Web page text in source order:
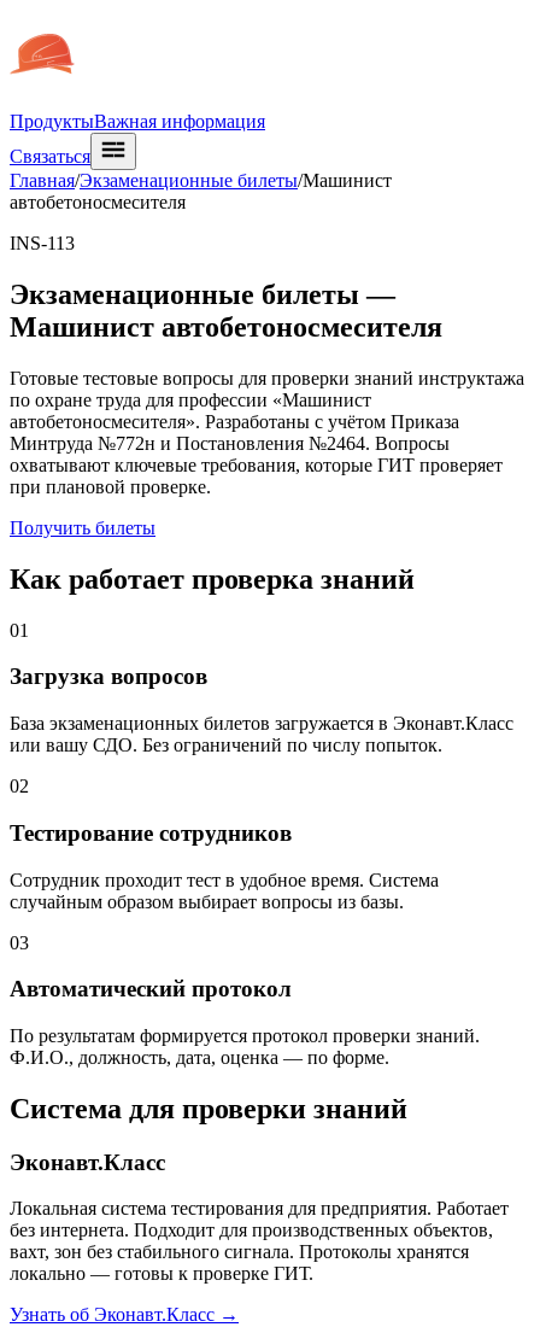
ПродуктыВажная информация
Связаться
Главная/Экзаменационные билеты/Машинист
автобетоносмесителя
INS-113
Экзаменационные билеты —
Машинист автобетоносмесителя
Готовые тестовые вопросы для проверки знаний инструктажа
по охране труда для профессии «Машинист
автобетоносмесителя». Разработаны с учётом Приказа
Минтруда №772н и Постановления №2464. Вопросы
охватывают ключевые требования, которые ГИТ проверяет
при плановой проверке.
Получить билеты
Как работает проверка знаний
01
Загрузка вопросов
База экзаменационных билетов загружается в Эконавт.Класс
или вашу СДО. Без ограничений по числу попыток.
02
Тестирование сотрудников
Сотрудник проходит тест в удобное время. Система
случайным образом выбирает вопросы из базы.
03
Автоматический протокол
По результатам формируется протокол проверки знаний.
Ф.И.О., должность, дата, оценка — по форме.
Система для проверки знаний
Эконавт.Класс
Локальная система тестирования для предприятия. Работает
без интернета. Подходит для производственных объектов,
вахт, зон без стабильного сигнала. Протоколы хранятся
локально — готовы к проверке ГИТ.
Узнать об Эконавт.Класс →